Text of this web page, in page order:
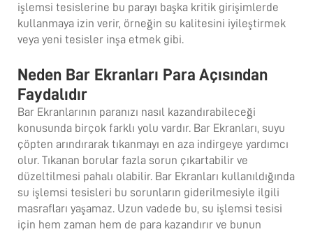
işlemsi tesislerine bu parayı başka kritik girişimlerde
kullanmaya izin verir, örneğin su kalitesini iyileştirmek
veya yeni tesisler inşa etmek gibi.
Neden Bar Ekranları Para Açısından
Faydalıdır
Bar Ekranlarının paranızı nasıl kazandırabileceği
konusunda birçok farklı yolu vardır. Bar Ekranları, suyu
çöpten arındırarak tıkanmayı en aza indirgeye yardımcı
olur. Tıkanan borular fazla sorun çıkartabilir ve
düzeltilmesi pahalı olabilir. Bar Ekranları kullanıldığında
su işlemsi tesisleri bu sorunların giderilmesiyle ilgili
masrafları yaşamaz. Uzun vadede bu, su işlemsi tesisi
için hem zaman hem de para kazandırır ve bunun